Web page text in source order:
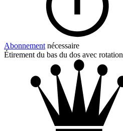
Abonnement nécessaire
Étirement du bas du dos avec rotation